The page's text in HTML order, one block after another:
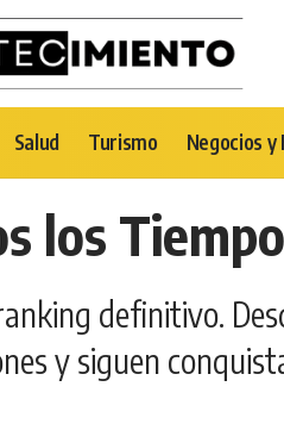
Salud Turismo Negocios y
los
definitivo.
y siguen